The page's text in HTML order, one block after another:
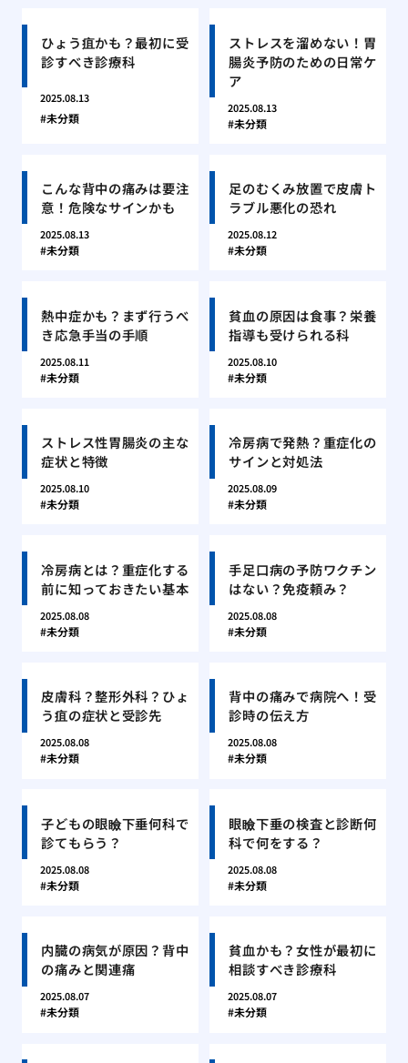
ひょう疽かも？最初に受
診すべき診療科
2025.08.13
未分類
ストレスを溜めない！胃
腸炎予防のための日常ケ
ア
2025.08.13
未分類
こんな背中の痛みは要注
意！危険なサインかも
2025.08.13
未分類
足のむくみ放置で皮膚ト
ラブル悪化の恐れ
2025.08.12
未分類
熱中症かも？まず行うべ
き応急手当の手順
2025.08.11
未分類
貧血の原因は食事？栄養
指導も受けられる科
2025.08.10
未分類
ストレス性胃腸炎の主な
症状と特徴
2025.08.10
未分類
冷房病で発熱？重症化の
サインと対処法
2025.08.09
未分類
冷房病とは？重症化する
前に知っておきたい基本
2025.08.08
未分類
手足口病の予防ワクチン
はない？免疫頼み？
2025.08.08
未分類
皮膚科？整形外科？ひょ
う疽の症状と受診先
2025.08.08
未分類
背中の痛みで病院へ！受
診時の伝え方
2025.08.08
未分類
子どもの眼瞼下垂何科で
診てもらう？
2025.08.08
未分類
眼瞼下垂の検査と診断何
科で何をする？
2025.08.08
未分類
内臓の病気が原因？背中
の痛みと関連痛
2025.08.07
未分類
貧血かも？女性が最初に
相談すべき診療科
2025.08.07
未分類